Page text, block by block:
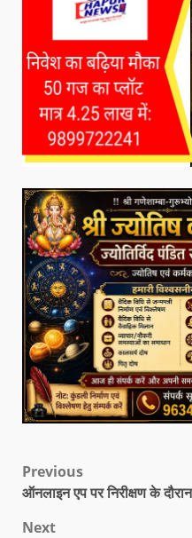
Previous
ऑनलाइन एप पर निरीक्षण के
Next